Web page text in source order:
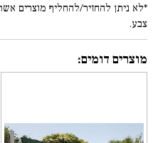
*לא ניתן להחזיר/להחליף מוצרים
צבע.
מוצרים דומים: